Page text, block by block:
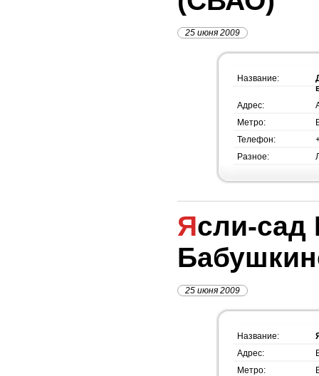
25 июня 2009
Название:
Адрес:
Метро:
Телефон:
Разное:
Ясли-сад №1312, метро
25 июня 2009
Название:
Адрес:
Метро: